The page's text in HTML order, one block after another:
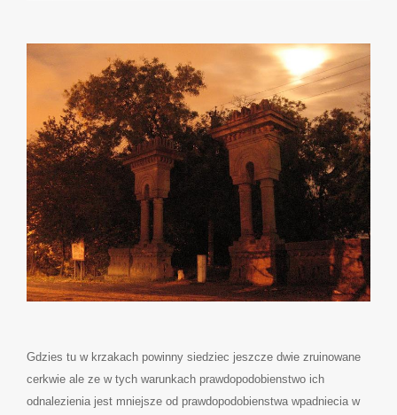
Gdzies tu w krzakach powinny siedziec jeszcze dwie zruinowane
cerkwie ale ze w tych warunkach prawdopodobienstwo ich
odnalezienia jest mniejsze od prawdopodobienstwa wpadniecia w